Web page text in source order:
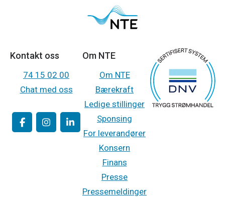
Kontakt oss
74 15 02 00
Chat med oss
Om NTE
Om NTE
Bærekraft
Ledige stillinger
Sponsing
For leverandører
Konsern
Finans
Presse
Pressemeldinger